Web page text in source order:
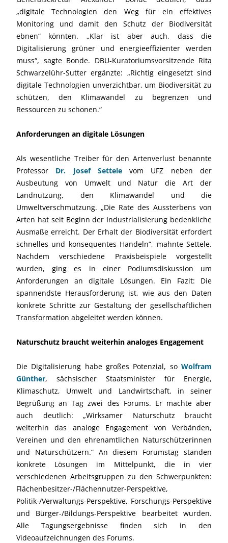
„digitale Technologien den Weg für ein effektives
Monitoring und damit den Schutz der Biodiversität
ebnen“ könnten. „Klar ist aber auch, dass die
Digitalisierung grüner und energieeffizienter werden
muss“, sagte Bonde. DBU-Kuratoriumsvorsitzende Rita
Schwarzelühr-Sutter ergänzte: „Richtig eingesetzt sind
digitale Technologien unverzichtbar, um Biodiversität zu
schützen, den Klimawandel zu begrenzen und
Ressourcen zu schonen.“
Anforderungen an digitale Lösungen
Als wesentliche Treiber für den Artenverlust benannte
Professor Dr. Josef Settelevom UFZ neben der
Ausbeutung von Umwelt und Natur die Art der
Landnutzung, den Klimawandel und die
Umweltverschmutzung. „Die Rate des Aussterbens von
Arten hat seit Beginn der Industrialisierung bedenkliche
Ausmaße erreicht. Der Erhalt der Biodiversität erfordert
schnelles und konsequentes Handeln“, mahnte Settele.
Nachdem verschiedene Praxisbeispiele vorgestellt
wurden, ging es in einer Podiumsdiskussion um
Anforderungen an digitale Lösungen. Ein Fazit: Die
spannendste Herausforderung ist, wie aus den Daten
konkrete Schritte zur Gestaltung der gesellschaftlichen
Transformation abgeleitet werden können.
Naturschutz braucht weiterhin analoges Engagement
Die Digitalisierung habe großes Potenzial, so Wolfram
Günther, sächsischer Staatsminister für Energie,
Klimaschutz, Umwelt und Landwirtschaft, in seiner
Begrüßung an Tag zwei des Forums. Er machte aber
auch deutlich: „Wirksamer Naturschutz braucht
weiterhin das analoge Engagement von Verbänden,
Vereinen und den ehrenamtlichen Naturschützerinnen
und Naturschützern.“ An diesem Forumstag standen
konkrete Lösungen im Mittelpunkt, die in vier
verschiedenen Arbeitsgruppen zu den Schwerpunkten:
Flächenbesitzer-/Flächennutzer-Perspektive,
Politik-/Verwaltungs-Perspektive, Forschungs-Perspektive
und Bürger-/Bildungs-Perspektive bearbeitet wurden.
Alle Tagungsergebnisse finden sich in den
Videoaufzeichnungen des Forums.